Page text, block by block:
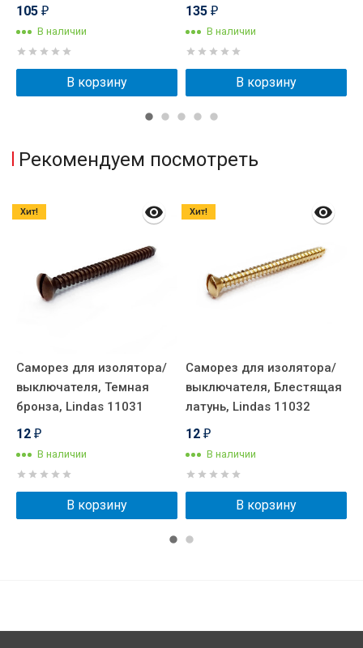
105 ₽
В наличии
В корзину
135 ₽
В наличии
В корзину
Рекомендуем посмотреть
Саморез для изолятора/
выключателя, Темная
бронза, Lindas 11031
12 ₽
В наличии
В корзину
Хит!
Саморез для изолятора/
выключателя, Блестящая
латунь, Lindas 11032
12 ₽
В наличии
В корзину
Хит!